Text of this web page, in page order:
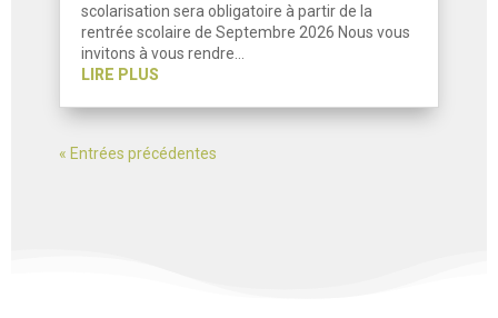
scolarisation sera obligatoire à partir de la
rentrée scolaire de Septembre 2026 Nous vous
invitons à vous rendre…
LIRE PLUS
« Entrées précédentes